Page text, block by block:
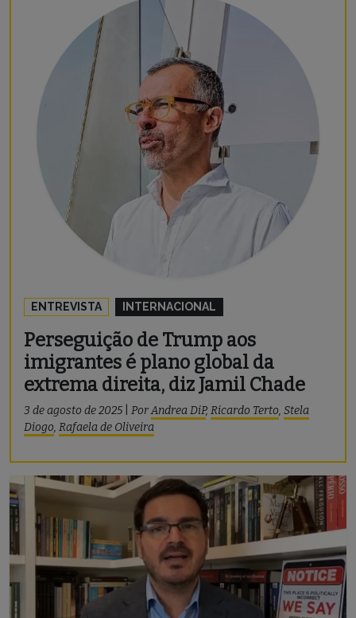
ENTREVISTA INTERNACIONAL
Perseguição de Trump aos
imigrantes é plano global da
extrema direita, diz Jamil Chade
3 de agosto de 2025 PorAndrea DiP, Ricardo Terto, Stela
Diogo, Rafaela de Oliveira